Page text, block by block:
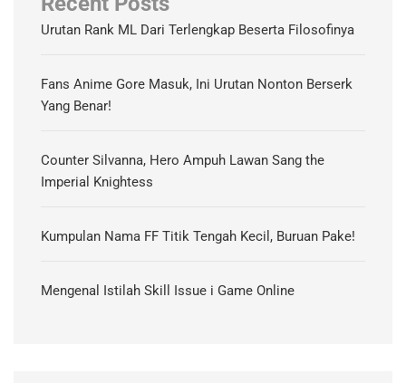
Urutan Rank ML Dari Terlengkap Beserta Filosofinya
Fans Anime Gore Masuk, Ini Urutan Nonton Berserk
Yang Benar!
Counter Silvanna, Hero Ampuh Lawan Sang the
Imperial Knightess
Kumpulan Nama FF Titik Tengah Kecil, Buruan Pake!
Mengenal Istilah Skill Issue i Game Online